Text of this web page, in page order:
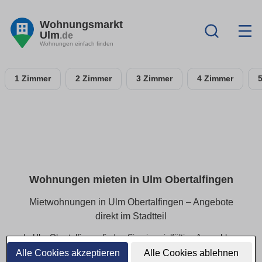
Alle Cookies akzeptieren Alle Cookies ablehnen
Wohnungsmarkt
Ulm.de
Wohnungen einfach finden
1 Zimmer 2 Zimmer 3 Zimmer 4 Zimmer
Wohnungen mieten in Ulm Obertalfingen
Mietwohnungen in Ulm Obertalfingen – Angebote
direkt im Stadtteil
In Ulm Obertalfingen finden Sie eine vielfältige Auswahl an
Mietwohnungen – von kompakten Apartments bis hin zu